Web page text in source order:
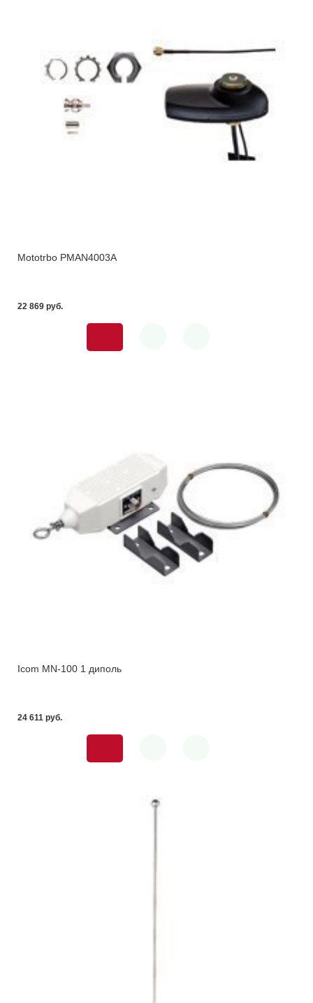
Mototrbo PMAN4003A
22 869 pуб.
Icom MN-100 1 диполь
24 611 pуб.